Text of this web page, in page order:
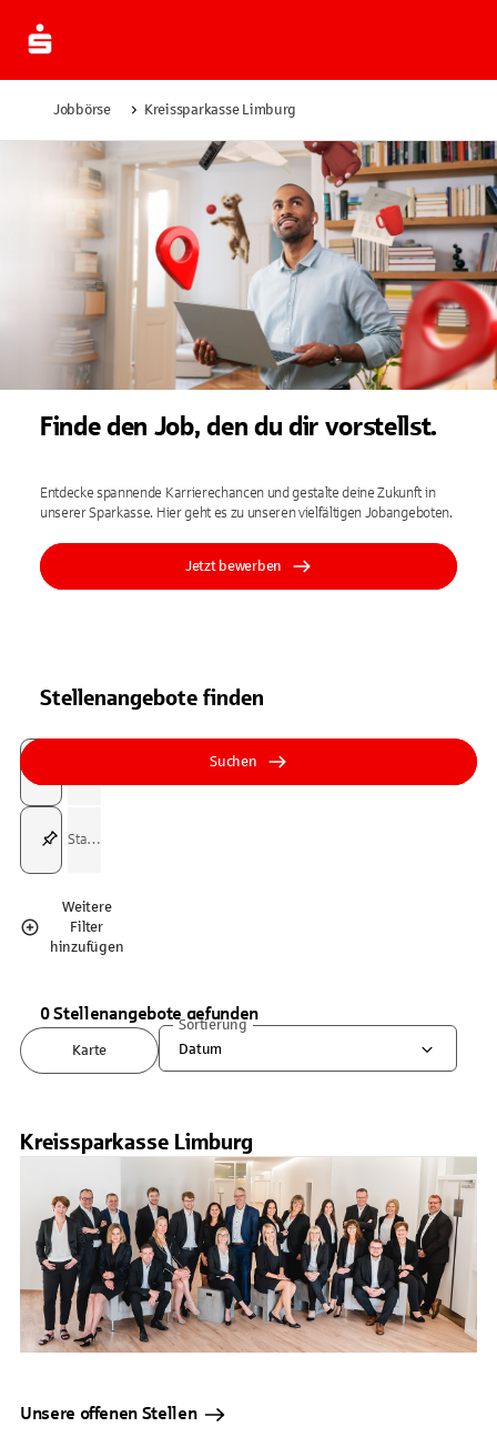
Jobbörse Kreissparkasse Limburg
Finde den Job, den du dir vorstellst.
Entdecke spannende Karrierechancen und gestalte deine Zukunft in
unserer Sparkasse. Hier geht es zu unseren vielfältigen Jobangeboten.
Jetzt bewerben
Stellenangebote finden
Suchfeld
Tippen Sie, um nach Themen zu suchen. Verwenden Sie die
Suchfeld
Tippen Sie, um nach Themen zu suchen. Verwenden Sie die
Weitere
Filter
hinzufügen
Suchen
0 Stellenangebote gefunden
Karte
Sortierung
Datum
Kreissparkasse Limburg
Unsere offenen Stellen